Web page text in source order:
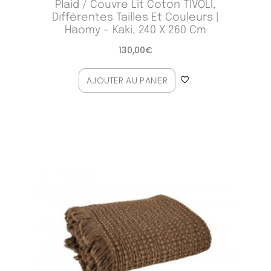
Plaid / Couvre Lit Coton TIVOLI,
Différentes Tailles Et Couleurs |
Haomy – Kaki, 240 X 260 Cm
130,00€
AJOUTER AU PANIER